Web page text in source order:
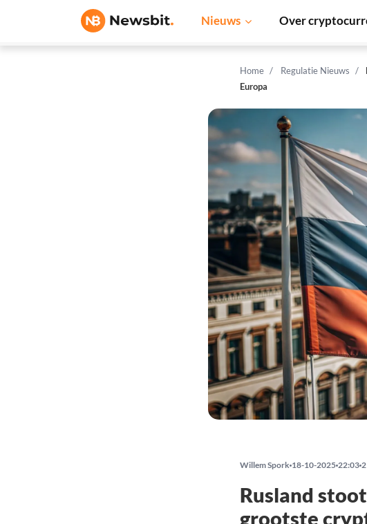
Nieuws Over
Home Regulatie Nieuws
Europa
Willem Spork 18-10-2025 22:03
Rusland
grootste